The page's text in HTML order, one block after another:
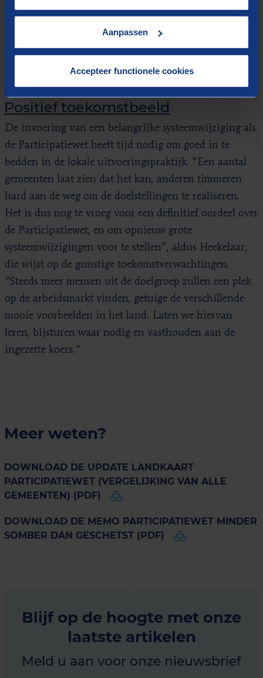
Aanpassen
Accepteer functionele cookies
gaat. Volgens de cijfers bij het CBS komen
bijvoorbeeld in Zaanstad voor elke 100 mensen die de
Wsw verlaten 7 mensen vanuit de nieuwe doelgroep
Positief toekomstbeeld
De invoering van een belangrijke systeemwijziging als
de Participatiewet heeft tijd nodig om goed in te
bedden in de lokale uitvoeringspraktijk. “Een aantal
gemeenten laat zien dat het kan, anderen timmeren
hard aan de weg om de doelstellingen te realiseren.
Het is dus nog te vroeg voor een definitief oordeel over
de Participatiewet, en om opnieuw grote
systeemwijzigingen voor te stellen”, aldus Heekelaar,
die wijst op de gunstige toekomstverwachtingen.
“Steeds meer mensen uit de doelgroep zullen een plek
op de arbeidsmarkt vinden, getuige de verschillende
mooie voorbeelden in het land. Laten we hiervan
leren, bijsturen waar nodig en vasthouden aan de
ingezette koers."
Meer weten?
DOWNLOAD DE UPDATE LANDKAART
PARTICIPATIEWET (VERGELIJKING VAN ALLE
GEMEENTEN) (PDF)
DOWNLOAD DE MEMO PARTICIPATIEWET MINDER
SOMBER DAN GESCHETST (PDF)
Blijf op de hoogte met onze
laatste artikelen
Meld u aan voor onze nieuwsbrief